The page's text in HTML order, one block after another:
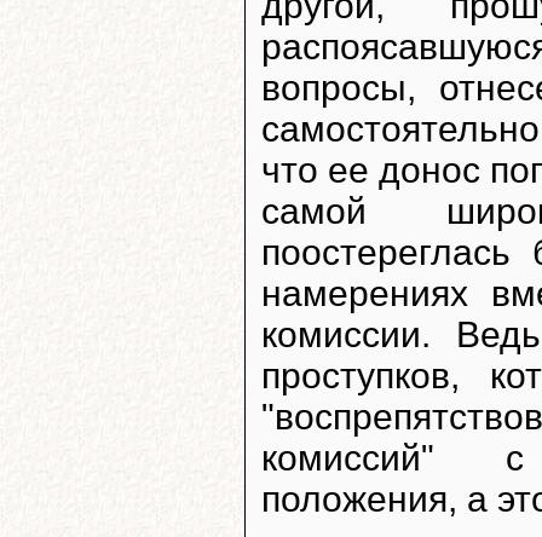
вопросы,
что ее донос
самой
намерениях
комиссии.
проступков,
комиссий" с
положения, а